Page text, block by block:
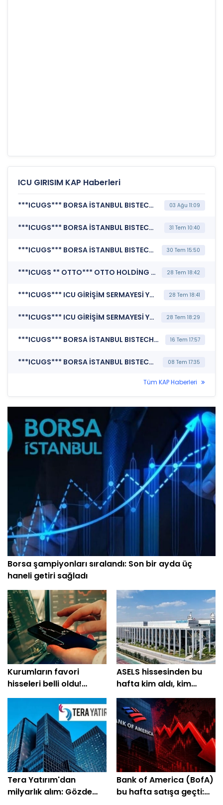
ICU GIRISIM KAP Haberleri
***ICUGS*** BORSA İSTANBUL BISTECH DEVRE KESİCİ UYGULAMASI (Pay Bazında Devre Kesici Bildirimi) 03 Ağu 11:09
***ICUGS*** BORSA İSTANBUL BISTECH DEVRE KESİCİ UYGULAMASI (Pay Bazında Devre Kesici Bildirimi) 31 Tem 10:40
***ICUGS*** BORSA İSTANBUL BISTECH DEVRE KESİCİ UYGULAMASI (Pay Bazında Devre Kesici Bildirimi) 30 Tem 15:50
***ICUGS ** OTTO*** OTTO HOLDİNG A.Ş. (Özel Durum Açıklaması (Genel)) 28 Tem 18:42
***ICUGS*** ICU GİRİŞİM SERMAYESİ YATIRIM ORTAKLIĞI A.Ş. (Özel Durum Açıklaması (Genel)) 28 Tem 18:41
***ICUGS*** ICU GİRİŞİM SERMAYESİ YATIRIM ORTAKLIĞI A.Ş. (Özel Durum Açıklaması (Genel)) 28 Tem 18:29
***ICUGS*** BORSA İSTANBUL BISTECH DEVRE KESİCİ UYGULAMASI (Pay Bazında Devre Kesici Bildirimi) 16 Tem 17:57
***ICUGS*** BORSA İSTANBUL BISTECH DEVRE KESİCİ UYGULAMASI (Pay Bazında Devre Kesici Bildirimi) 08 Tem 17:35
Tüm KAP Haberleri
Borsa şampiyonları sıralandı: Son bir ayda üç
haneli getiri sağladı
Kurumların favori
hisseleri belli oldu!
Yüzde 200'e yakın getiri
ASELS hissesinden bu
hafta kim aldı, kim
sattı?
Tera Yatırım'dan
milyarlık alım: Gözde
Bank of America (BofA)
bu hafta satışa geçti: